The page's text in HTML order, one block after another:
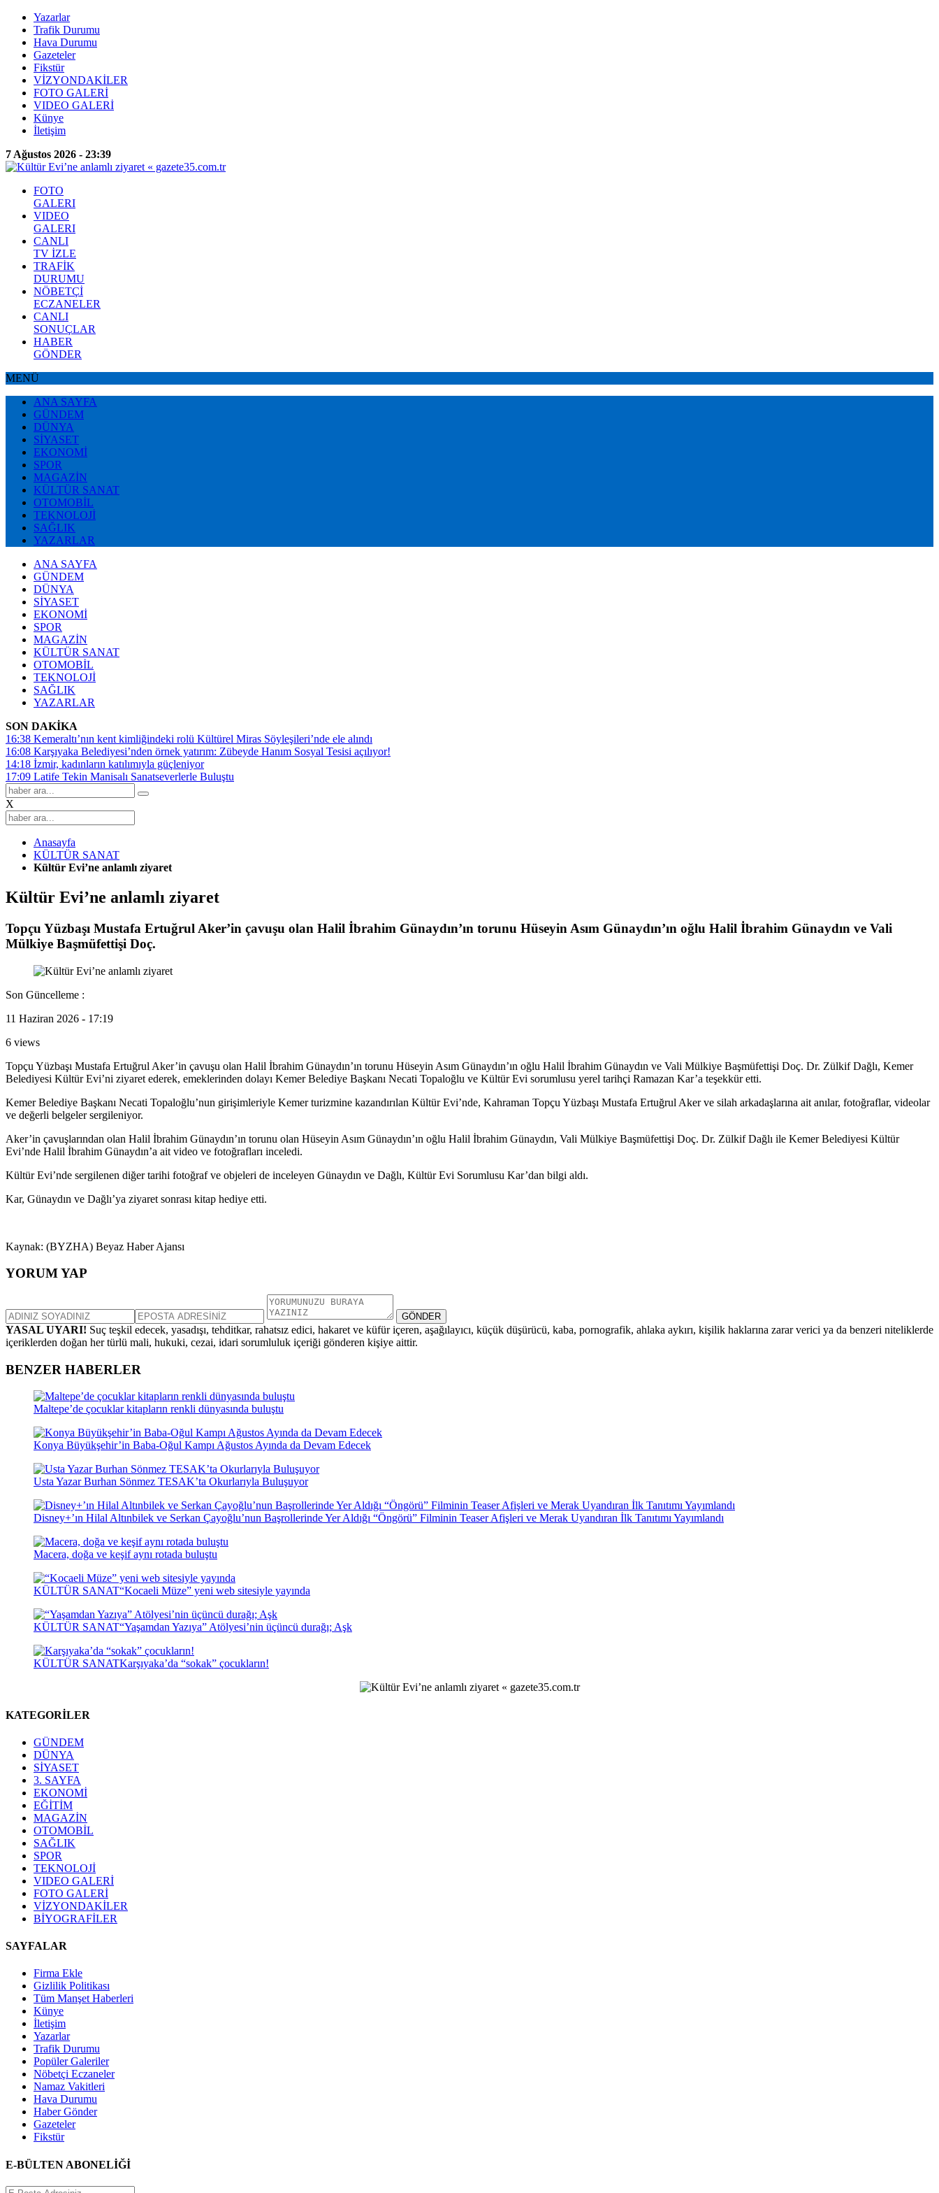
Yazarlar
Trafik Durumu
Hava Durumu
Gazeteler
Fikstür
VİZYONDAKİLER
FOTO GALERİ
VIDEO GALERİ
Künye
İletişim
7 Ağustos 2026 - 23:39
FOTO
GALERI
VIDEO
GALERI
CANLI
TV İZLE
TRAFİK
DURUMU
NÖBETÇİ
ECZANELER
CANLI
SONUÇLAR
HABER
GÖNDER
MENÜ
ANA SAYFA
GÜNDEM
DÜNYA
SİYASET
EKONOMİ
SPOR
MAGAZİN
KÜLTÜR SANAT
OTOMOBİL
TEKNOLOJİ
SAĞLIK
YAZARLAR
ANA SAYFA
GÜNDEM
DÜNYA
SİYASET
EKONOMİ
SPOR
MAGAZİN
KÜLTÜR SANAT
OTOMOBİL
TEKNOLOJİ
SAĞLIK
YAZARLAR
SON DAKİKA
16:38 Kemeraltı’nın kent kimliğindeki rolü Kültürel Miras Söyleşileri’nde ele alındı
16:08 Karşıyaka Belediyesi’nden örnek yatırım: Zübeyde Hanım Sosyal Tesisi açılıyor!
14:18 İzmir, kadınların katılımıyla güçleniyor
17:09 Latife Tekin Manisalı Sanatseverlerle Buluştu
X
Anasayfa
KÜLTÜR SANAT
Kültür Evi’ne anlamlı ziyaret
Kültür Evi’ne anlamlı ziyaret
Topçu Yüzbaşı Mustafa Ertuğrul Aker’in çavuşu olan Halil İbrahim Günaydın’ın torunu Hüseyin Asım Günaydın’ın oğlu Halil İbrahim Günaydın ve Vali
Mülkiye Başmüfettişi Doç.
Son Güncelleme :
11 Haziran 2026 - 17:19
6 views
Topçu Yüzbaşı Mustafa Ertuğrul Aker’in çavuşu olan Halil İbrahim Günaydın’ın torunu Hüseyin Asım Günaydın’ın oğlu Halil İbrahim Günaydın ve Vali Mülkiye Başmüfettişi Doç. Dr. Zülkif Dağlı, Kemer
Belediyesi Kültür Evi’ni ziyaret ederek, emeklerinden dolayı Kemer Belediye Başkanı Necati Topaloğlu ve Kültür Evi sorumlusu yerel tarihçi Ramazan Kar’a teşekkür etti.
Kemer Belediye Başkanı Necati Topaloğlu’nun girişimleriyle Kemer turizmine kazandırılan Kültür Evi’nde, Kahraman Topçu Yüzbaşı Mustafa Ertuğrul Aker ve silah arkadaşlarına ait anılar, fotoğraflar, videolar
ve değerli belgeler sergileniyor.
Aker’in çavuşlarından olan Halil İbrahim Günaydın’ın torunu olan Hüseyin Asım Günaydın’ın oğlu Halil İbrahim Günaydın, Vali Mülkiye Başmüfettişi Doç. Dr. Zülkif Dağlı ile Kemer Belediyesi Kültür
Evi’nde Halil İbrahim Günaydın’a ait video ve fotoğrafları inceledi.
Kültür Evi’nde sergilenen diğer tarihi fotoğraf ve objeleri de inceleyen Günaydın ve Dağlı, Kültür Evi Sorumlusu Kar’dan bilgi aldı.
Kar, Günaydın ve Dağlı’ya ziyaret sonrası kitap hediye etti.
Kaynak: (BYZHA) Beyaz Haber Ajansı
YORUM YAP
GÖNDER
YASAL UYARI! Suç teşkil edecek, yasadışı, tehditkar, rahatsız edici, hakaret ve küfür içeren, aşağılayıcı, küçük düşürücü, kaba, pornografik, ahlaka aykırı, kişilik haklarına zarar verici ya da benzeri niteliklerde
içeriklerden doğan her türlü mali, hukuki, cezai, idari sorumluluk içeriği gönderen kişiye aittir.
BENZER HABERLER
Maltepe’de çocuklar kitapların renkli dünyasında buluştu
Konya Büyükşehir’in Baba-Oğul Kampı Ağustos Ayında da Devam Edecek
Usta Yazar Burhan Sönmez TESAK’ta Okurlarıyla Buluşuyor
Disney+’ın Hilal Altınbilek ve Serkan Çayoğlu’nun Başrollerinde Yer Aldığı “Öngörü” Filminin Teaser Afişleri ve Merak Uyandıran İlk Tanıtımı Yayımlandı
Macera, doğa ve keşif aynı rotada buluştu
KÜLTÜR SANAT“Kocaeli Müze” yeni web sitesiyle yayında
KÜLTÜR SANAT“Yaşamdan Yazıya” Atölyesi’nin üçüncü durağı; Aşk
KÜLTÜR SANATKarşıyaka’da “sokak” çocukların!
KATEGORİLER
GÜNDEM
DÜNYA
SİYASET
3. SAYFA
EKONOMİ
EĞİTİM
MAGAZİN
OTOMOBİL
SAĞLIK
SPOR
TEKNOLOJİ
VIDEO GALERİ
FOTO GALERİ
VİZYONDAKİLER
BİYOGRAFİLER
SAYFALAR
Firma Ekle
Gizlilik Politikası
Tüm Manşet Haberleri
Künye
İletişim
Yazarlar
Trafik Durumu
Popüler Galeriler
Nöbetçi Eczaneler
Namaz Vakitleri
Hava Durumu
Haber Gönder
Gazeteler
Fikstür
E-BÜLTEN ABONELİĞİ